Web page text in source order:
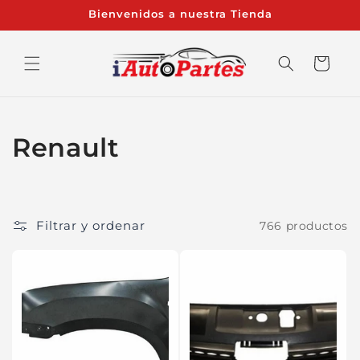
directamente
al contenido
Bienvenidos a nuestra Tienda
Carrito
C
c
Renault
Filtrar y ordenar 766 productos